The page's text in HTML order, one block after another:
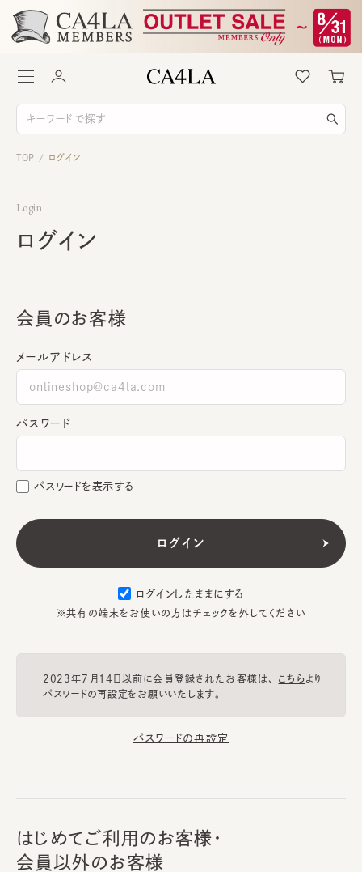
TOP / ログイン
Login
ログイン
会員のお客様
メールアドレス
パスワード
パスワードを表示する
ログインしたままにする
※共有の端末をお使いの方はチェックを外してください
2023年7月14日以前に会員登録されたお客様は、 こちらより
パスワードの再設定をお願いいたします。
パスワードの再設定
はじめてご利用のお客様・
会員以外のお客様